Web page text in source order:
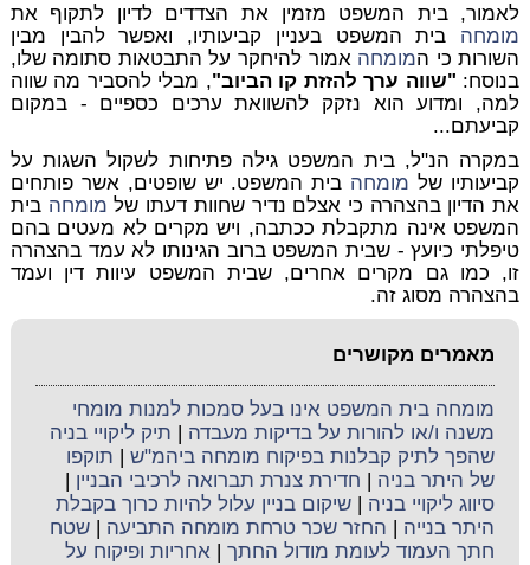
לאמור, בית המשפט מזמין את הצדדים לדיון לתקוף את
מומחה בית המשפט בעניין קביעותיו, ואפשר להבין מבין
השורות כי המומחה אמור להיחקר על התבטאות סתומה שלו,
בנוסח: "שווה ערך להזזת קו הביוב", מבלי להסביר מה שווה
למה, ומדוע הוא נזקק להשוואת ערכים כספיים - במקום
קביעתם...
במקרה הנ"ל, בית המשפט גילה פתיחות לשקול השגות על
קביעותיו של מומחה בית המשפט. יש שופטים, אשר פותחים
את הדיון בהצהרה כי אצלם נדיר שחוות דעתו של מומחה בית
המשפט אינה מתקבלת ככתבה, ויש מקרים לא מעטים בהם
טיפלתי כיועץ - שבית המשפט ברוב הגינותו לא עמד בהצהרה
זו, כמו גם מקרים אחרים, שבית המשפט עיוות דין ועמד
בהצהרה מסוג זה.
מאמרים מקושרים
מומחה בית המשפט אינו בעל סמכות למנות מומחי
משנה ו/או להורות על בדיקות מעבדה
תיק ליקויי בניה
שהפך לתיק קבלנות בפיקוח מומחה ביהמ"ש
תוקפו
של היתר בניה
חדירת צנרת תברואה לרכיבי הבניין
סיווג ליקויי בניה |שיקום בניין עלול להיות כרוך בקבלת
היתר בנייה
החזר שכר טרחת מומחה התביעה |שטח
חתך העמוד לעומת מודול החתך |אחריות ופיקוח על